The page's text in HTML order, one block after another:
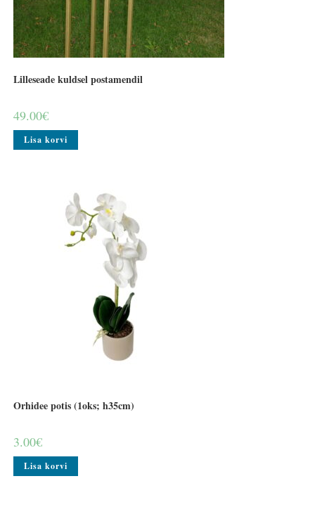
Lilleseade kuldsel postamendil
49.00€
Lisa korvi
Orhidee potis (1oks; h35cm)
3.00€
Lisa korvi